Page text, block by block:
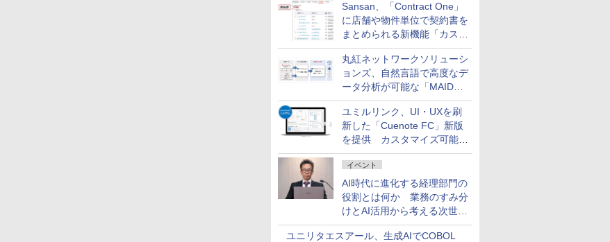
Sansan、「Contract One」
に店舗や物件単位で契約書を
まとめられる新機能「カスタ
ム契約ツリー」を追加
丸紅ネットワークソリューシ
ョンズ、自然言語で高度なデ
ータ分析が可能な「MAIDOA
AI ASSIST」を9月より提供
ユミルリンク、UI・UXを刷
新した「Cuenote FC」新版
を提供 カスタマイズ可能な
ダッシュボード画面を搭載
イベント
AI時代に進化する経理部門の
役割とは何か 業務のすみ分
けとAI活用から考える次世代
ファイナンス戦略
ユニリタエスアール、生成AIでCOBOL